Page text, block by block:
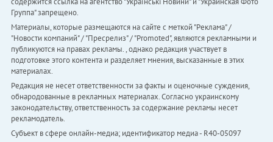
Группа" запрещено.
Материалы, которые размещаются на сайте с меткой "Реклама" /
"Новости компаний" / "Пресрелиз" / "Promoted", являются рекламными и
публикуются на правах рекламы. , однако редакция участвует в
подготовке этого контента и разделяет мнения, высказанные в этих
материалах.
Редакция не несет ответственности за факты и оценочные суждения,
обнародованные в рекламных материалах. Согласно украинскому
законодательству, ответственность за содержание рекламы несет
рекламодатель.
Субъект в сфере онлайн-медиа; идентификатор медиа - R40-05097